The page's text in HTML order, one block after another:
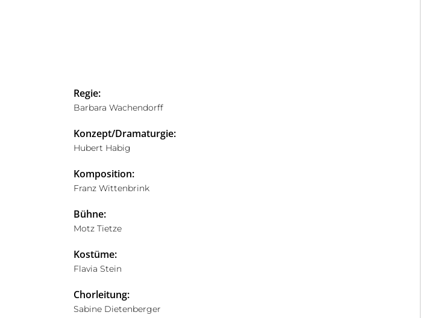
Regie:
Barbara Wachendorff
Konzept/Dramaturgie:
Hubert Habig
Komposition:
Franz Wittenbrink
Bühne:
Motz Tietze
Kostüme:
Flavia Stein
Chorleitung:
Sabine Dietenberger